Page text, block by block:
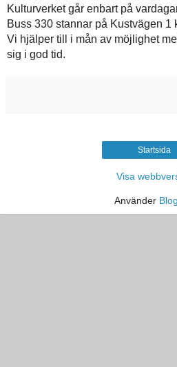
Kulturverket går enbart på
Buss 330 stannar på Kustvägen
Vi hjälper till i mån av möjlighet
sig i god tid.
Startsida
Visa
Använder